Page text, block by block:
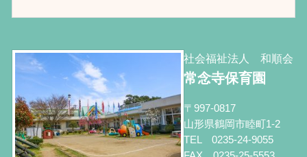
社会福祉法人 和順会
常念寺保育園
〒997-0817
山形県鶴岡市睦町1-2
TEL 0235-24-9055